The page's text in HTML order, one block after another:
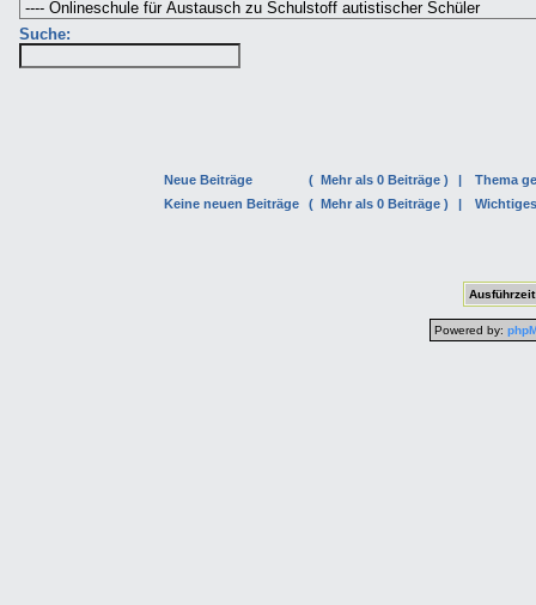
Suche:
Neue Beiträge ( Mehr als 0 Beiträge ) |
Thema
Keine neuen Beiträge
( Mehr als 0 Beiträge ) |
Powered by: